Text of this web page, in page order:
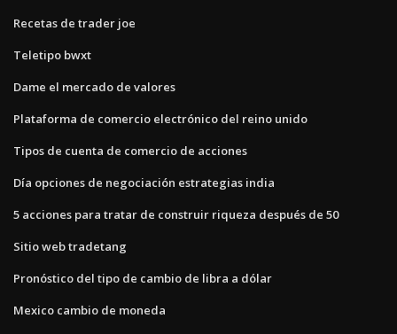
Recetas de trader joe
Teletipo bwxt
Dame el mercado de valores
Plataforma de comercio electrónico del reino unido
Tipos de cuenta de comercio de acciones
Día opciones de negociación estrategias india
5 acciones para tratar de construir riqueza después de 50
Sitio web tradetang
Pronóstico del tipo de cambio de libra a dólar
Mexico cambio de moneda